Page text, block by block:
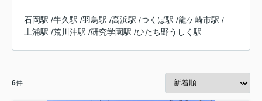
石岡駅 /牛久駅 /羽鳥駅 /高浜駅 /つくば駅 /龍ケ崎市駅 /
土浦駅 /荒川沖駅 /研究学園駅 /ひたち野うしく駅
6件